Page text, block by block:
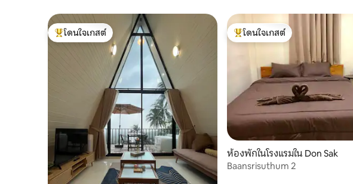
โดนใจเกสต์ที่สุด
โดนใจเกสต์
โดนใจเกสต์ที่สุด
โดนใจเกสต์
ห้องพักในโรงแรมใน Don Sak
Baansrisuthum 2